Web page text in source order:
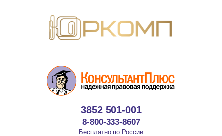
3852 501-001
8-800-333-8607
Бесплатно по России